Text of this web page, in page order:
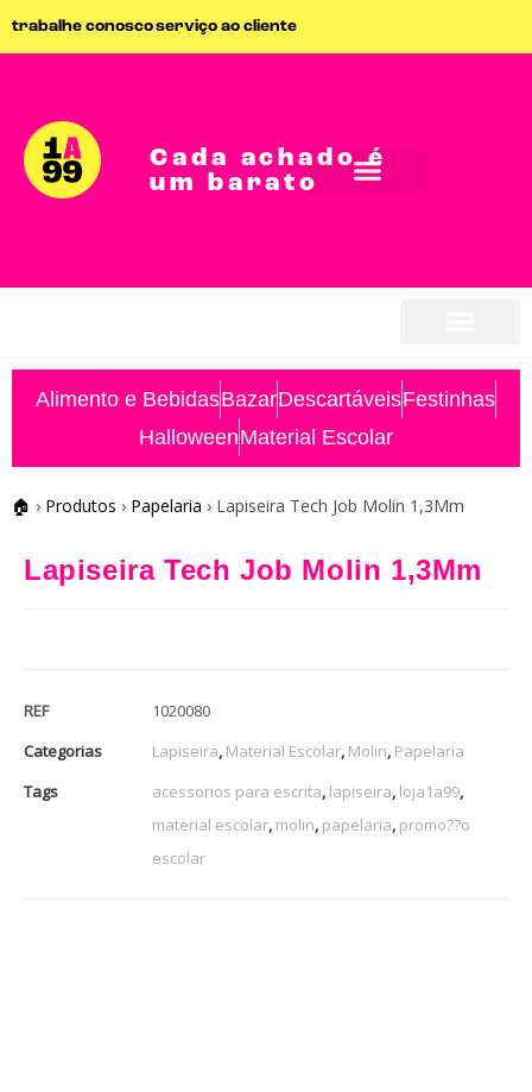
trabalhe conoscoserviço ao cliente
Cada achado é
um barato
Alimento e BebidasBazarDescartáveisFestinhas
HalloweenMaterial Escolar
🏠 › Produtos › Papelaria › Lapiseira Tech Job Molin 1,3Mm
Lapiseira Tech Job Molin 1,3Mm
REF
1020080
Categorias
Lapiseira, Material Escolar, Molin, Papelaria
Tags
acessorios para escrita, lapiseira, loja1a99,
material escolar, molin, papelaria, promo??o
escolar